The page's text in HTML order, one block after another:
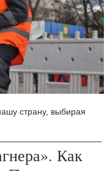
страну, выбирая
Как